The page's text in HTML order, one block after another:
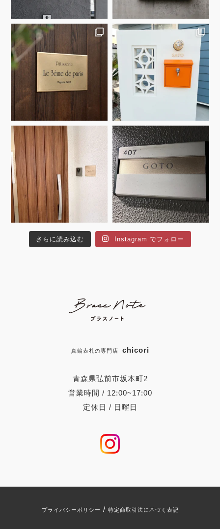
真鍮表札の専門店 chicori
青森県弘前市坂本町2
営業時間 / 12:00~17:00
定休日 / 日曜日
さらに読み込む Instagram でフォロー
プライバシーポリシー / 特定商取引法に基づく表記